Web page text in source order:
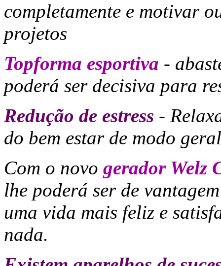
completamente e motivar
projetos
Topforma esportiva -
poderá ser decisiva para
Redução de estress -
do bem estar de modo geral
Com o novo gerador Welz
lhe poderá ser de
uma vida mais feliz e
nada.